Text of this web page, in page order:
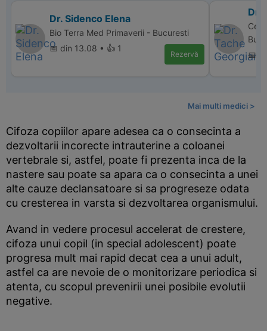
Dr. Sidenco Elena
Bio Terra Med Primaverii - Bucuresti
📅 din 13.08 • 👍 1
Rezervă
Dr.
📅
Mai multi medici >
Cifoza copiilor apare adesea ca o consecinta a
dezvoltarii incorecte intrauterine a coloanei
vertebrale si, astfel, poate fi prezenta inca de la
nastere sau poate sa apara ca o consecinta a unei
alte cauze declansatoare si sa progreseze odata
cu cresterea in varsta si dezvoltarea organismului.
Avand in vedere procesul accelerat de crestere,
cifoza unui copil (in special adolescent) poate
progresa mult mai rapid decat cea a unui adult,
astfel ca are nevoie de o monitorizare periodica si
atenta, cu scopul prevenirii unei posibile evolutii
negative.